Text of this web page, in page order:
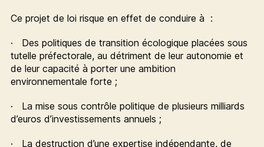
Ce projet de loi risque en effet de conduire à :
· Des politiques de transition écologique placées sous
tutelle préfectorale, au détriment de leur autonomie et
de leur capacité à porter une ambition
environnementale forte ;
· La mise sous contrôle politique de plusieurs milliards
d’euros d’investissements annuels ;
· La destruction d’une expertise indépendante, de